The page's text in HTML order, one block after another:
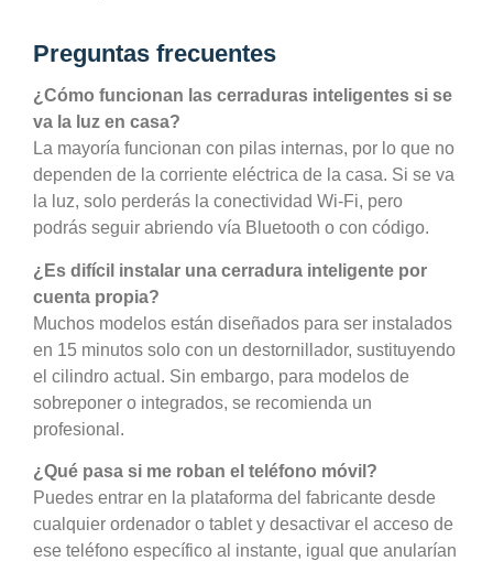
Preguntas frecuentes
¿Cómo funcionan las cerraduras inteligentes si se
va la luz en casa?
La mayoría funcionan con pilas internas, por lo que no
dependen de la corriente eléctrica de la casa. Si se va
la luz, solo perderás la conectividad Wi-Fi, pero
podrás seguir abriendo vía Bluetooth o con código.
¿Es difícil instalar una cerradura inteligente por
cuenta propia?
Muchos modelos están diseñados para ser instalados
en 15 minutos solo con un destornillador, sustituyendo
el cilindro actual. Sin embargo, para modelos de
sobreponer o integrados, se recomienda un
profesional.
¿Qué pasa si me roban el teléfono móvil?
Puedes entrar en la plataforma del fabricante desde
cualquier ordenador o tablet y desactivar el acceso de
ese teléfono específico al instante, igual que anularían